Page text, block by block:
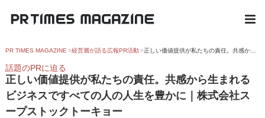
PR TIMES MAGAZINE 経営層が語る広報PR活動 正しい価値提供が私たちの責任。共感から生まれるビジネスですべての人の人生を豊かに｜株式会社スープストックトーキョー
話題のPRに迫る
正しい価値提供が私たちの責任。共感から生まれる
ビジネスですべての人の人生を豊かに｜株式会社ス
ープストックトーキョー